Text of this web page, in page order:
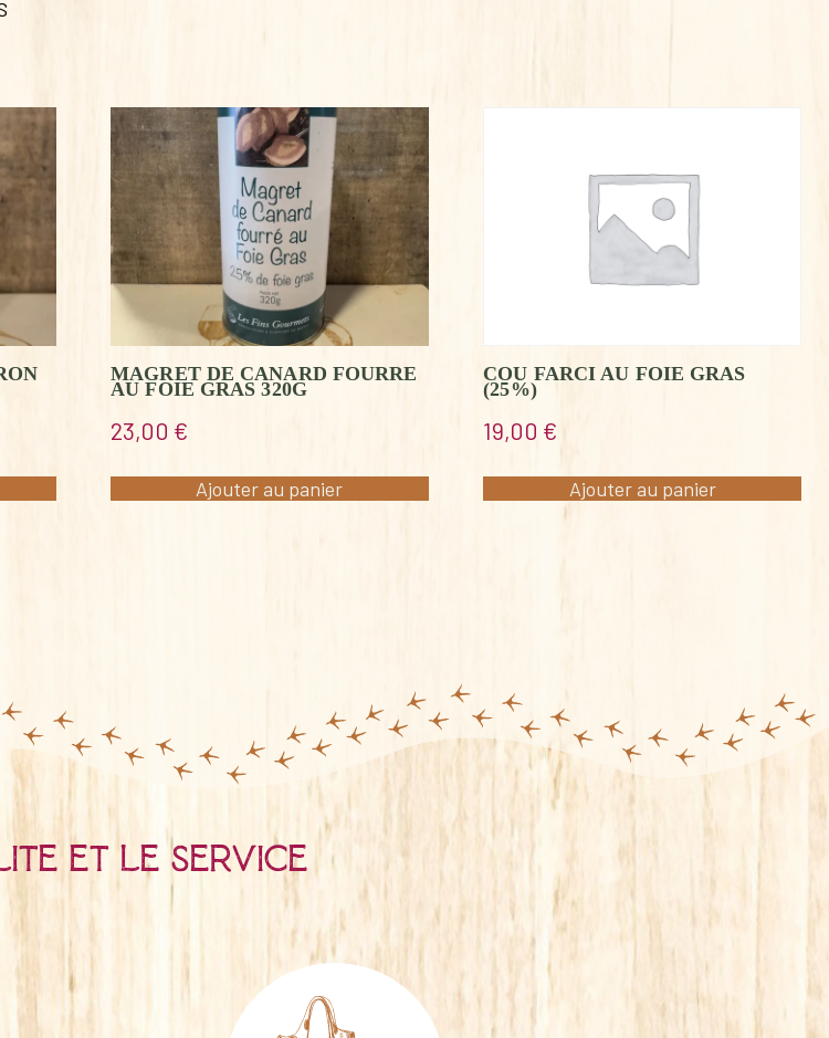
MAGRET DE CANARD FOURRE
AU FOIE GRAS 320G
23,00 €
Ajouter au panier
COU FARCI AU FOIE GRAS
(25%)
19,00 €
Ajouter au panier
et le service